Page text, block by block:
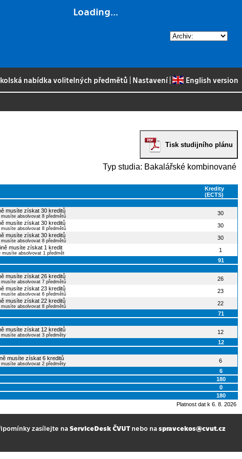
Loading...
nabídka volitelných předmětů Nastavení| English version
Tisk studijního plánu
Typ studia: Bakalářské kombinované
Kredity
(ECTS)
musíte získat 30 kreditů
absolvovat 8 předmětů
30
musíte získat 30 kreditů
absolvovat 8 předmětů
30
musíte získat 30 kreditů
absolvovat 8 předmětů
30
musíte získat 1 kredit
musíte absolvovat 1 předmět
1
91
musíte získat 26 kreditů
absolvovat 7 předmětů
26
musíte získat 23 kreditů
absolvovat 6 předmětů
23
musíte získat 22 kreditů
absolvovat 8 předmětů
22
71
musíte získat 12 kreditů
absolvovat 3 předměty
12
12
musíte získat 6 kreditů
absolvovat 2 předměty
6
6
180
0
180
Platnost dat k 6. 8. 2026
zasílejte naServiceDesk ČVUTnebo naspravcekos@cvut.cz